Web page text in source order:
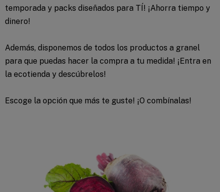
temporada y packs diseñados para TÍ! ¡Ahorra tiempo y
dinero!
Además, disponemos de todos los productos a granel
para que puedas hacer la compra a tu medida! ¡Entra en
la ecotienda y descúbrelos!
Escoge la opción que más te guste! ¡O combínalas!